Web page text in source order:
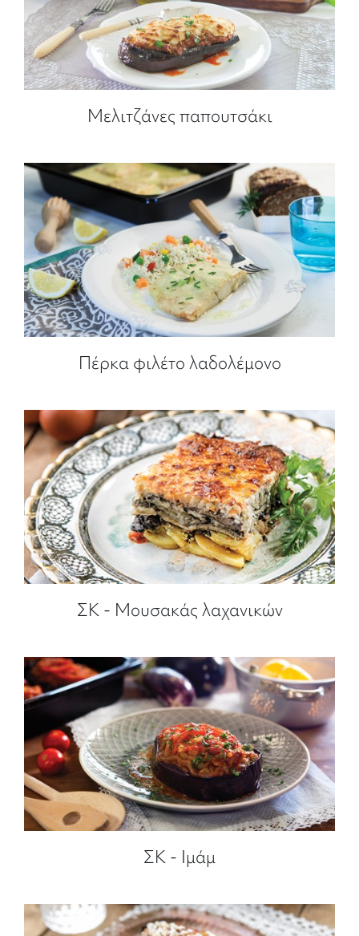
Μελιτζάνες παπουτσάκι
Πέρκα φιλέτο λαδολέμονο
ΣΚ - Μουσακάς λαχανικών
ΣΚ - Ιμάμ